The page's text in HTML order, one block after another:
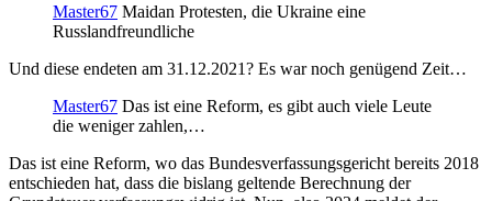
Master67 Maidan Protesten, die Ukraine eine
Russlandfreundliche
Und diese endeten am 31.12.2021? Es war noch genügend Zeit…
Master67 Das ist eine Reform, es gibt auch viele Leute
die weniger zahlen,…
Das ist eine Reform, wo das Bundesverfassungsgericht bereits 2018
entschieden hat, dass die bislang geltende Berechnung der